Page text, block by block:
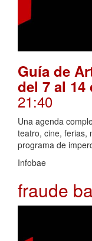
Guía de
del 7 al 14
21:40
Una agenda
teatro, cine, ferias,
programa de
Infobae
fraude